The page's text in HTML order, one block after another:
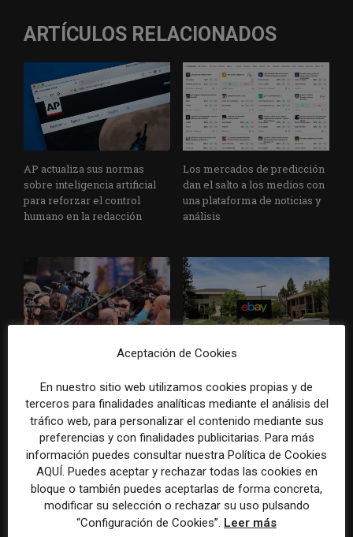
ARTÍCULOS RELACIONADOS
AP actualiza sus normas
sobre inteligencia artificial
para reforzar el control
humano en la redacción
Los mercados de predicción
dan el salto a los medios con
una plataforma de noticias y
análisis
Los Colegios de Periodistas
Política Territorial y a la
Agencia EFE que rectifiquen
convocatorias de empleo por
favorecer el intrusismo
acoso contra dos periodistas
de un medio especializado
Aceptación de Cookies
En nuestro sitio web utilizamos cookies propias y de
terceros para finalidades analíticas mediante el análisis del
tráfico web, para personalizar el contenido mediante sus
preferencias y con finalidades publicitarias. Para más
información puedes consultar nuestra Política de Cookies
AQUÍ. Puedes aceptar y rechazar todas las cookies en
bloque o también puedes aceptarlas de forma concreta,
modificar su selección o rechazar su uso pulsando
“Configuración de Cookies”. Leer más